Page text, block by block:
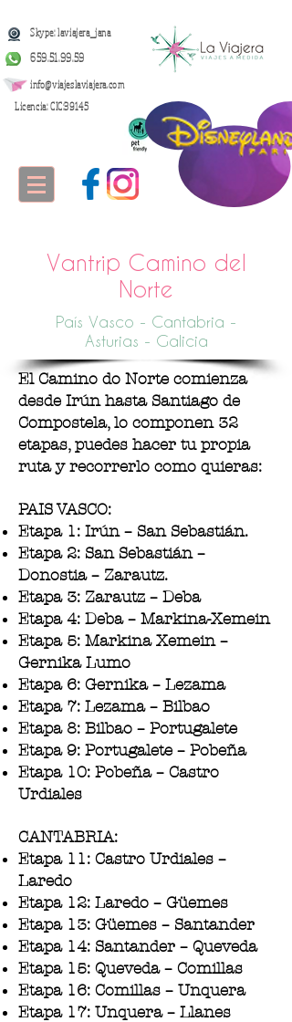
659.51.99.59
Skype: laviajera_jana
info@viajeslaviajera.com
Licencia: CIC:39145
Vantrip Camino del
Norte
País Vasco - Cantabria -
Asturias - Galicia
El Camino do Norte comienza
desde Irún hasta Santiago de
Compostela, lo componen 32
etapas, puedes hacer tu propia
ruta y recorrerlo como quieras:
PAIS VASCO:
Etapa 1: Irún – San Sebastián.
Etapa 2: San Sebastián –
Donostia – Zarautz.
Etapa 3: Zarautz – Deba
Etapa 4: Deba – Markina-Xemein
Etapa 5: Markina Xemein –
Gernika Lumo
Etapa 6: Gernika – Lezama
Etapa 7: Lezama – Bilbao
Etapa 8: Bilbao – Portugalete
Etapa 9: Portugalete – Pobeña
Etapa 10: Pobeña – Castro
Urdiales
CANTABRIA:
Etapa 11: Castro Urdiales –
Laredo
Etapa 12: Laredo – Güemes
Etapa 13: Güemes – Santander
Etapa 14: Santander – Queveda
Etapa 15: Queveda – Comillas
Etapa 16: Comillas – Unquera
Etapa 17: Unquera – Llanes